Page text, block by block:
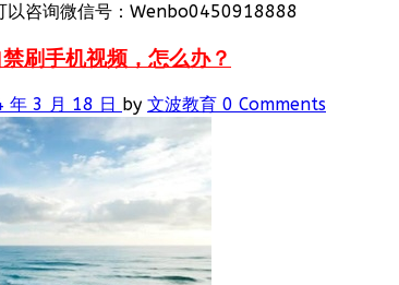
以咨询微信号：Wenbo0450918888
刷手机视频，怎么办？
年 3 月 18 日 by 文波教育 0 Comments